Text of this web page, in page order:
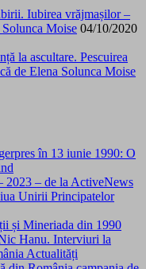
Iubirea vrăjmașilor –
Moise 04/10/2020
la ascultare. Pescuirea
de Elena Solunca Moise
în 13 iunie 1990: O
2023 – de la ActiveNews
Unirii Principatelor
și Mineriada din 1990
Hanu. Interviuri la
Actualități